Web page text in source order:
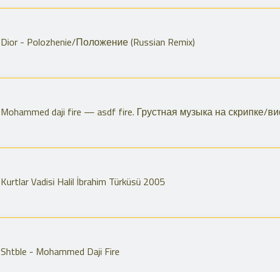
Dior - Polozhenie/Положение (Russian Remix)
Mohammed daji fire — asdf fire. Грустная музыка на скрипке/
Kurtlar Vadisi Halil İbrahim Türküsü 2005
Shtble - Mohammed Daji Fire